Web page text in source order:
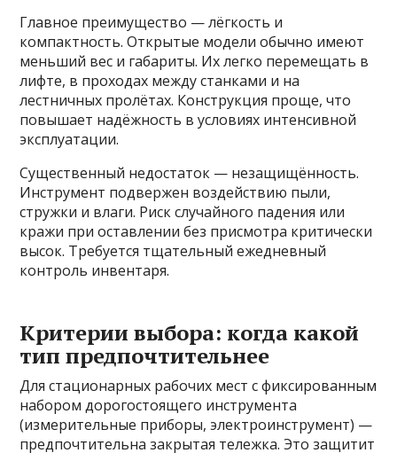
Главное преимущество — лёгкость и
компактность. Открытые модели обычно имеют
меньший вес и габариты. Их легко перемещать в
лифте, в проходах между станками и на
лестничных пролётах. Конструкция проще, что
повышает надёжность в условиях интенсивной
эксплуатации.
Существенный недостаток — незащищённость.
Инструмент подвержен воздействию пыли,
стружки и влаги. Риск случайного падения или
кражи при оставлении без присмотра критически
высок. Требуется тщательный ежедневный
контроль инвентаря.
Критерии выбора: когда какой
тип предпочтительнее
Для стационарных рабочих мест с фиксированным
набором дорогостоящего инструмента
(измерительные приборы, электроинструмент) —
предпочтительна закрытая тележка. Это защитит